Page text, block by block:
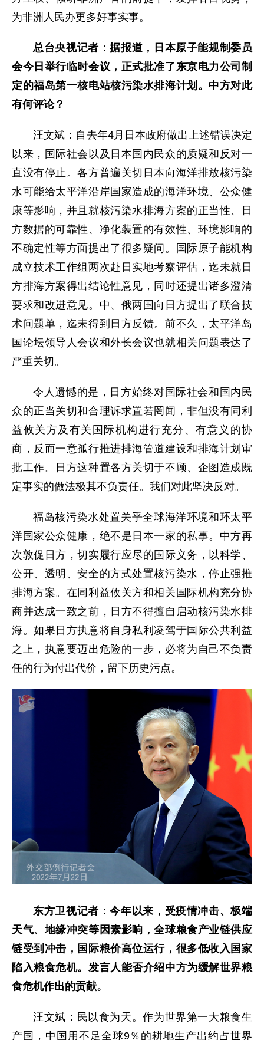
为非洲人民办更多好事实事。
总台央视记者：据报道，日本原子能规制委员
会今日举行临时会议，正式批准了东京电力公司制
定的福岛第一核电站核污染水排海计划。中方对此
有何评论？
汪文斌：自去年4月日本政府做出上述错误决定
以来，国际社会以及日本国内民众的质疑和反对一
直没有停止。各方普遍关切日本向海洋排放核污染
水可能给太平洋沿岸国家造成的海洋环境、公众健
康等影响，并且就核污染水排海方案的正当性、日
方数据的可靠性、净化装置的有效性、环境影响的
不确定性等方面提出了很多疑问。国际原子能机构
成立技术工作组两次赴日实地考察评估，迄未就日
方排海方案得出结论性意见，同时还提出诸多澄清
要求和改进意见。中、俄两国向日方提出了联合技
术问题单，迄未得到日方反馈。前不久，太平洋岛
国论坛领导人会议和外长会议也就相关问题表达了
严重关切。
令人遗憾的是，日方始终对国际社会和国内民
众的正当关切和合理诉求置若罔闻，非但没有同利
益攸关方及有关国际机构进行充分、有意义的协
商，反而一意孤行推进排海管道建设和排海计划审
批工作。日方这种置各方关切于不顾、企图造成既
定事实的做法极其不负责任。我们对此坚决反对。
福岛核污染水处置关乎全球海洋环境和环太平
洋国家公众健康，绝不是日本一家的私事。中方再
次敦促日方，切实履行应尽的国际义务，以科学、
公开、透明、安全的方式处置核污染水，停止强推
排海方案。在同利益攸关方和相关国际机构充分协
商并达成一致之前，日方不得擅自启动核污染水排
海。如果日方执意将自身私利凌驾于国际公共利益
之上，执意要迈出危险的一步，必将为自己不负责
任的行为付出代价，留下历史污点。
东方卫视记者：今年以来，受疫情冲击、极端
天气、地缘冲突等因素影响，全球粮食产业链供应
链受到冲击，国际粮价高位运行，很多低收入国家
陷入粮食危机。发言人能否介绍中方为缓解世界粮
食危机作出的贡献。
汪文斌：民以食为天。作为世界第一大粮食生
产国，中国用不足全球9％的耕地生产出约占世界